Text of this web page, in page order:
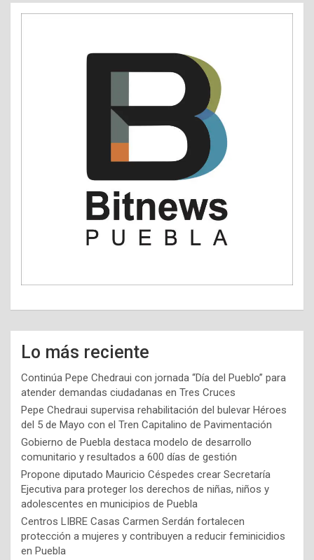
Lo más reciente
Continúa Pepe Chedraui con jornada “Día del Pueblo” para
atender demandas ciudadanas en Tres Cruces
Pepe Chedraui supervisa rehabilitación del bulevar Héroes
del 5 de Mayo con el Tren Capitalino de Pavimentación
Gobierno de Puebla destaca modelo de desarrollo
comunitario y resultados a 600 días de gestión
Propone diputado Mauricio Céspedes crear Secretaría
Ejecutiva para proteger los derechos de niñas, niños y
adolescentes en municipios de Puebla
Centros LIBRE Casas Carmen Serdán fortalecen
protección a mujeres y contribuyen a reducir feminicidios
en Puebla